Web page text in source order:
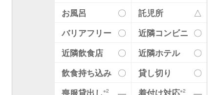
お風呂
〇 託児所
△
バリアフリー 〇 近隣コンビニ 〇
近隣飲食店
〇 近隣ホテル
〇
飲食持ち込み 〇 貸し切り
〇
※2 ※2